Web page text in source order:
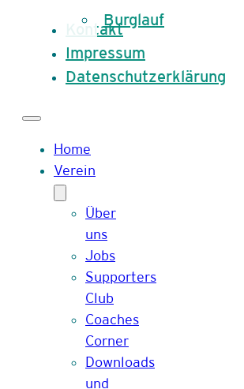
Burglauf
Kontakt
Impressum
Datenschutzerklärung
Home
Verein
Über
uns
Jobs
Supporters
Club
Coaches
Corner
Downloads
und